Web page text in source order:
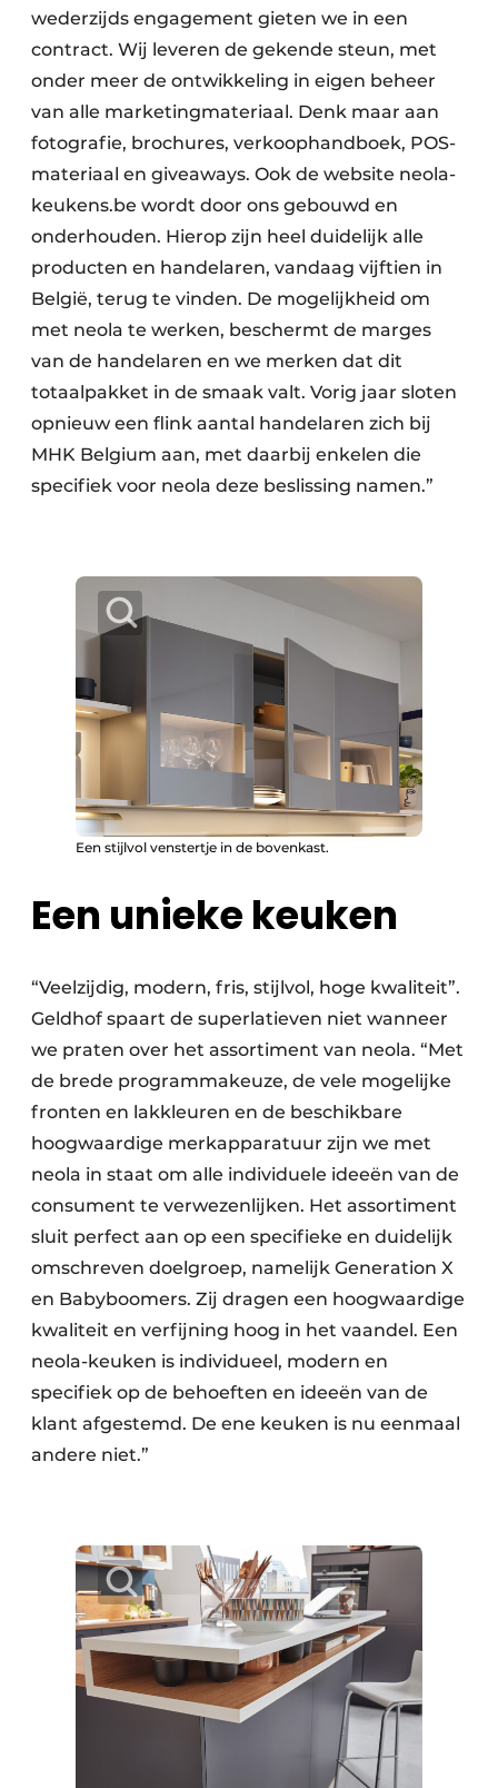
wederzijds engagement gieten we in een
contract. Wij leveren de gekende steun, met
onder meer de ontwikkeling in eigen beheer
van alle marketingmateriaal. Denk maar aan
fotografie, brochures, verkoophandboek, POS-
materiaal en giveaways. Ook de website neola-
keukens.be wordt door ons gebouwd en
onderhouden. Hierop zijn heel duidelijk alle
producten en handelaren, vandaag vijftien in
België, terug te vinden. De mogelijkheid om
met neola te werken, beschermt de marges
van de handelaren en we merken dat dit
totaalpakket in de smaak valt. Vorig jaar sloten
opnieuw een flink aantal handelaren zich bij
MHK Belgium aan, met daarbij enkelen die
specifiek voor neola deze beslissing namen.”
Een stijlvol venstertje in de bovenkast.
Een unieke keuken
“Veelzijdig, modern, fris, stijlvol, hoge kwaliteit”.
Geldhof spaart de superlatieven niet wanneer
we praten over het assortiment van neola. “Met
de brede programmakeuze, de vele mogelijke
fronten en lakkleuren en de beschikbare
hoogwaardige merkapparatuur zijn we met
neola in staat om alle individuele ideeën van de
consument te verwezenlijken. Het assortiment
sluit perfect aan op een specifieke en duidelijk
omschreven doelgroep, namelijk Generation X
en Babyboomers. Zij dragen een hoogwaardige
kwaliteit en verfijning hoog in het vaandel. Een
neola-keuken is individueel, modern en
specifiek op de behoeften en ideeën van de
klant afgestemd. De ene keuken is nu eenmaal
andere niet.”